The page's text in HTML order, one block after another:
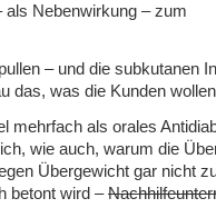
als Nebenwirkung – zum
– und die subkutanen
das, was die Kunden
mehrfach als orales
wie auch, warum die
Übergewicht gar nicht
betont wird –